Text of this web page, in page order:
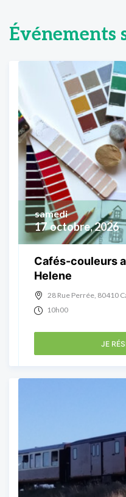
Événements
17 octobre, 2026
samedi
Cafés-couleurs
Helene
28 Rue Perrée, 80410
10h00
JE